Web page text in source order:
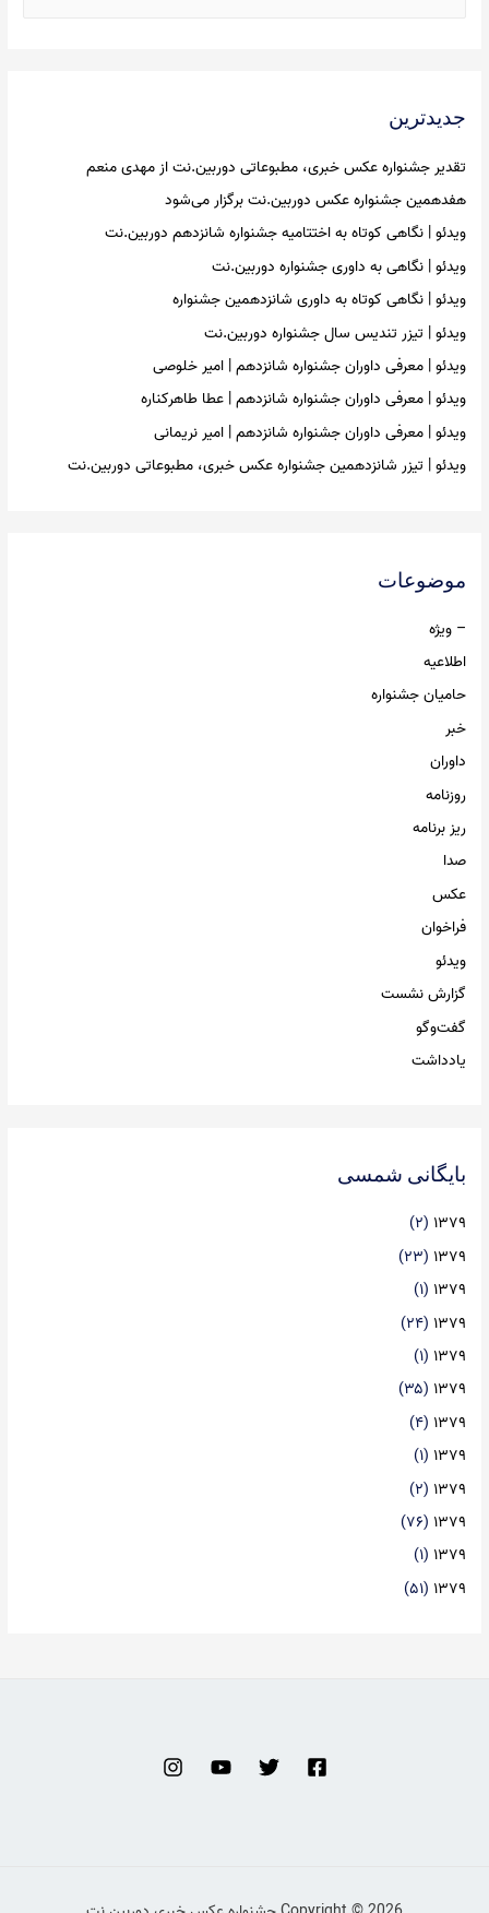
h
o
r
:
جدیدترین
تقدیر جشنواره عکس خبری، مطبوعاتی دوربین.نت از مهدی منعم
هفدهمین جشنواره عکس دوربین.نت برگزار می‌شود
ویدئو | نگاهی کوتاه به اختتامیه جشنواره شانزدهم دوربین.نت
ویدئو | نگاهی به داوری جشنواره دوربین.نت
ویدئو | نگاهی کوتاه به داوری شانزدهمین جشنواره
ویدئو | تیزر تندیس سال جشنواره دوربین.نت
ویدئو | معرفی داوران جشنواره شانزدهم | امیر خلوصی
ویدئو | معرفی داوران جشنواره شانزدهم | عطا طاهرکناره
ویدئو | معرفی داوران جشنواره شانزدهم | امیر نریمانی
ویدئو | تیزر شانزدهمین جشنواره عکس خبری، مطبوعاتی دوربین.نت
موضوعات
– ویژه
اطلاعیه
حامیان جشنواره
خبر
داوران
روزنامه
ریز برنامه
صدا
عکس
فراخوان
ویدئو
گزارش نشست
گفت‌وگو
یادداشت
بایگانی شمسی
۱۳۷۹ (۲)
۱۳۷۹ (۲۳)
۱۳۷۹ (۱)
۱۳۷۹ (۲۴)
۱۳۷۹ (۱)
۱۳۷۹ (۳۵)
۱۳۷۹ (۴)
۱۳۷۹ (۱)
۱۳۷۹ (۲)
۱۳۷۹ (۷۶)
۱۳۷۹ (۱)
۱۳۷۹ (۵۱)